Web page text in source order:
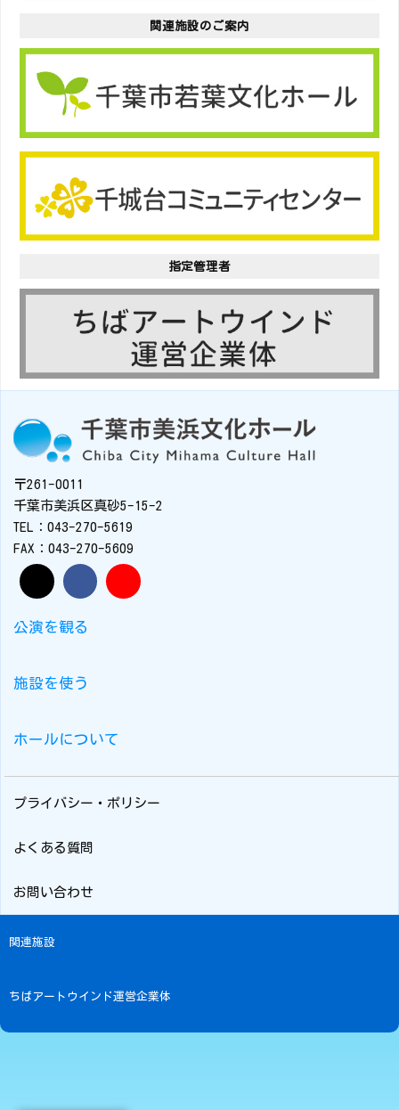
関連施設のご案内
指定管理者
〒261-0011
千葉市美浜区真砂5-15-2
TEL：043-270-5619
FAX：043-270-5609
公演を観る
施設を使う
ホールについて
プライバシー・ポリシー
よくある質問
お問い合わせ
関連施設
ちばアートウインド運営企業体